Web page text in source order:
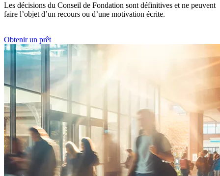
Les décisions du Conseil de Fondation sont définitives et ne peuvent
faire l’objet d’un recours ou d’une motivation écrite.
Obtenir un prêt